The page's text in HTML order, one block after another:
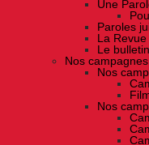
Une
Paroles
La
Le
Nos campagnes
Nos
Nos